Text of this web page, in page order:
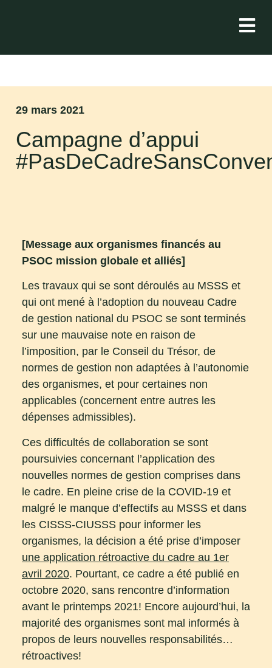
29 mars 2021
Campagne d’appui
[Message aux organismes financés au
PSOC mission globale et alliés]
Les travaux qui se sont déroulés au MSSS et
qui ont mené à l’adoption du nouveau Cadre
de gestion national du PSOC se sont terminés
sur une mauvaise note en raison de
l’imposition, par le Conseil du Trésor, de
normes de gestion non adaptées à l’autonomie
des organismes, et pour certaines non
applicables (concernent entre autres les
dépenses admissibles).
Ces difficultés de collaboration se sont
poursuivies concernant l’application des
nouvelles normes de gestion comprises dans
le cadre. En pleine crise de la COVID-19 et
malgré le manque d’effectifs au MSSS et dans
les CISSS-CIUSSS pour informer les
organismes, la décision a été prise d’imposer
une application rétroactive du cadre au 1er
avril 2020. Pourtant, ce cadre a été publié en
octobre 2020, sans rencontre d’information
avant le printemps 2021! Encore aujourd’hui, la
majorité des organismes sont mal informés à
propos de leurs nouvelles responsabilités…
rétroactives!